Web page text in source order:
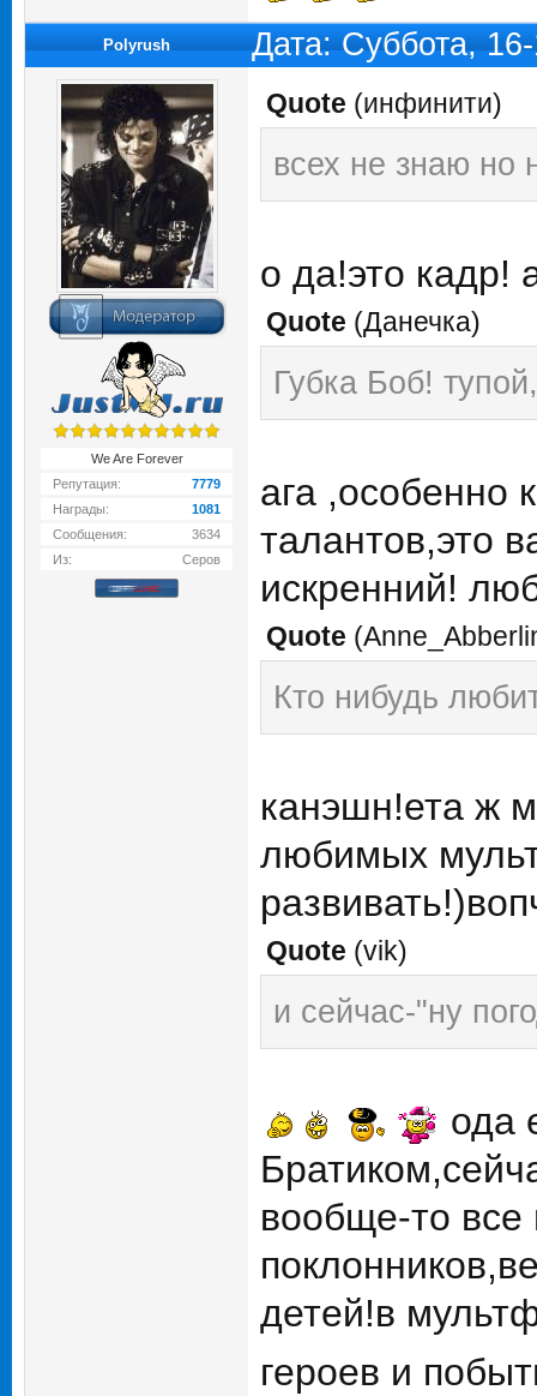
Polyrush Дата: Суббота,
We Are Forever
Репутация:
7779
Награды:
1081
Сообщения:
3634
Из:
Серов
Quote (инфинити)
всех не знаю но
о да!это
Quote (Данечка)
Губка Боб!
ага ,особенно
талантов,это
искренний!
Quote (
Кто нибудь
канэшн!ета ж
любимых
Quote (vik)
и сейчас-"ну
ода
вообще-то
детей!в
героев и